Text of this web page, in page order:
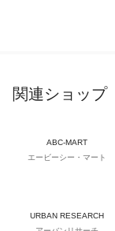
関連ショップ
ABC-MART
エービーシー・マート
URBAN RESEARCH